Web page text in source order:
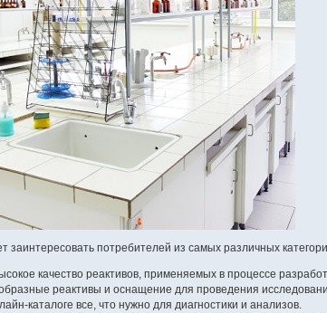
заинтересовать потребителей из самых различных
качество реактивов, применяемых в процессе
реактивы и оснащение для проведения
каталоге все, что нужно для диагностики и анализов.